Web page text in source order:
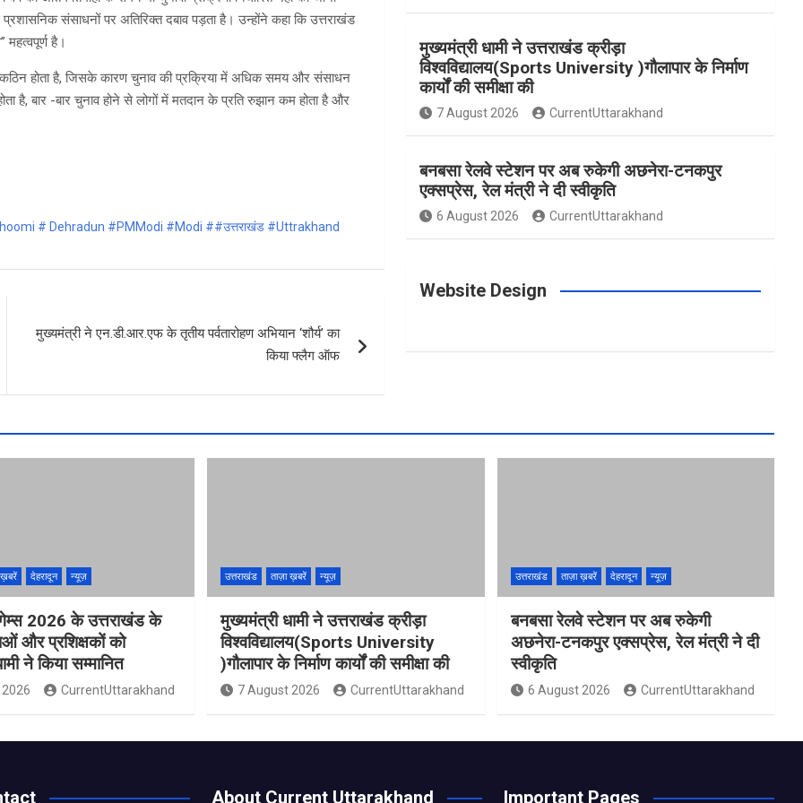
प्रशासनिक संसाधनों पर अतिरिक्त दबाव पड़ता है। उन्होंने कहा कि उत्तराखंड
महत्वपूर्ण है।
होता है, जिसके कारण चुनाव की प्रक्रिया में अधिक समय और संसाधन
है, बार -बार चुनाव होने से लोगों में मतदान के प्रति रुझान कम होता है और
# Dehradun #PMModi #Modi ##उत्तराखंड #Uttrakhand
मुख्यमंत्री ने एन.डी.आर.एफ के तृतीय पर्वतारोहण अभियान ‘शौर्य’ का
किया फ्लैग ऑफ
m t
मुख्यमंत्री धामी ने उत्तराखंड क्रीड़ा
विश्वविद्यालय(Sports University )गौलापार के निर्माण
कार्यों की समीक्षा की
7 August 2026 CurrentUttarakhand
बनबसा रेलवे स्टेशन पर अब रुकेगी अछनेरा-टनकपुर
एक्सप्रेस, रेल मंत्री ने दी स्वीकृति
6 August 2026 CurrentUttarakhand
Website Design
ख़बरें देहरादून न्यूज़
2026 के उत्तराखंड के
और प्रशिक्षकों को
ने किया सम्मानित
CurrentUttarakhand
उत्तराखंड ताज़ा ख़बरें न्यूज़
मुख्यमंत्री धामी ने उत्तराखंड क्रीड़ा
विश्वविद्यालय(Sports University
)गौलापार के निर्माण कार्यों की समीक्षा की
7 August 2026 CurrentUttarakhand
उत्तराखंड ताज़ा ख़बरें देहरादून न्यूज़
बनबसा रेलवे स्टेशन पर अब रुकेगी
अछनेरा-टनकपुर एक्सप्रेस, रेल मंत्री ने दी
स्वीकृति
6 August 2026 CurrentUttarakhand
About Current Uttarakhand Important Pages